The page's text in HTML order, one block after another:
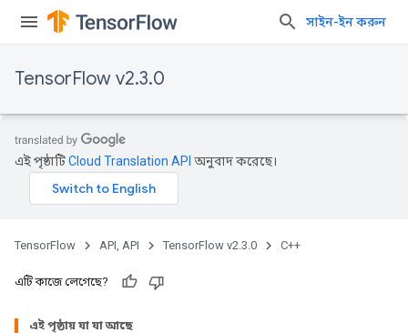
সাইন-ইন করুন
TensorFlow v2.3.0
এই পৃষ্ঠাটিCloud Translation API অনুবাদ করেছে।
TensorFlow API, API TensorFlow v2.3.0 C++
এটি কাজে লেগেছে?
এই পৃষ্ঠায় যা যা আছে